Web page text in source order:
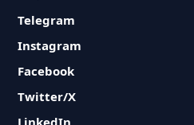
Telegram
Instagram
Facebook
Twitter/X
LinkedIn